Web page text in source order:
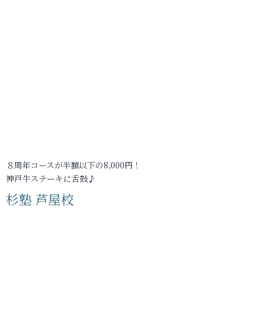
８周年コースが半額以下の8,000円！
神戸牛ステーキに舌鼓♪
杉塾 芦屋校